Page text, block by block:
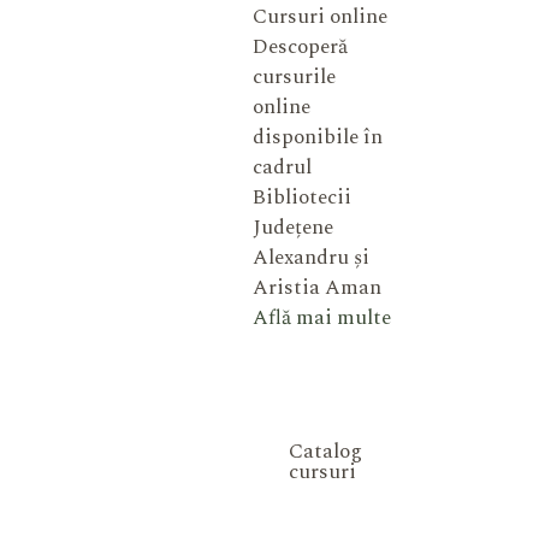
Cursuri online
Descoperă
cursurile
online
disponibile în
cadrul
Bibliotecii
Județene
Alexandru și
Aristia Aman
Află mai multe
Catalog
cursuri